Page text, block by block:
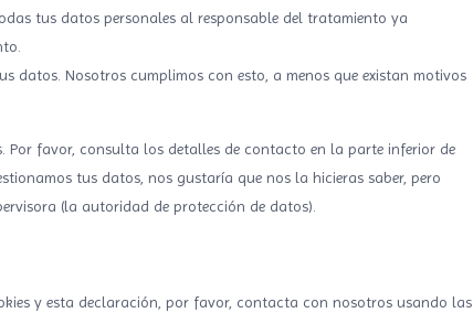
tus datos personales al responsable del tratamiento ya
datos. Nosotros cumplimos con esto, a menos que existan motivos
Por favor, consulta los detalles de contacto en la parte inferior de
tus datos, nos gustaría que nos la hicieras saber, pero
(la autoridad de protección de datos).
y esta declaración, por favor, contacta con nosotros usando las